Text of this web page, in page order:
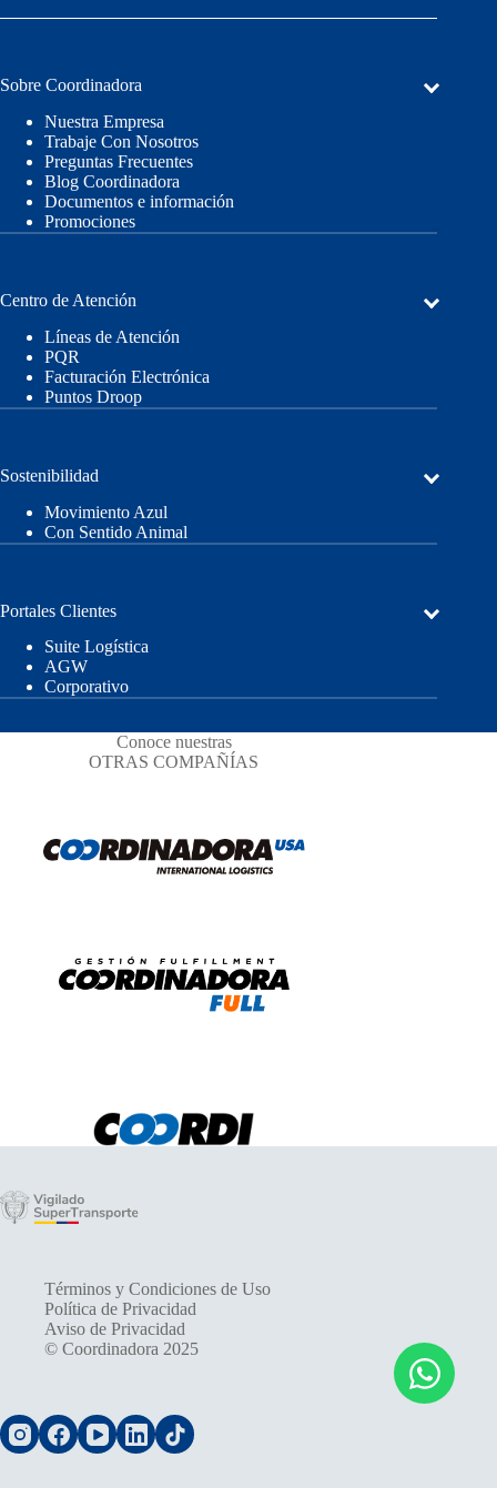
Sobre Coordinadora
Nuestra Empresa
Trabaje Con Nosotros
Preguntas Frecuentes
Blog Coordinadora
Documentos e información
Promociones
Centro de Atención
Líneas de Atención
PQR
Facturación Electrónica
Puntos Droop
Sostenibilidad
Movimiento Azul
Con Sentido Animal
Portales Clientes
Suite Logística
AGW
Corporativo
Conoce nuestras
OTRAS COMPAÑÍAS
Términos y Condiciones de Uso
Política de Privacidad
Aviso de Privacidad
© Coordinadora 2025